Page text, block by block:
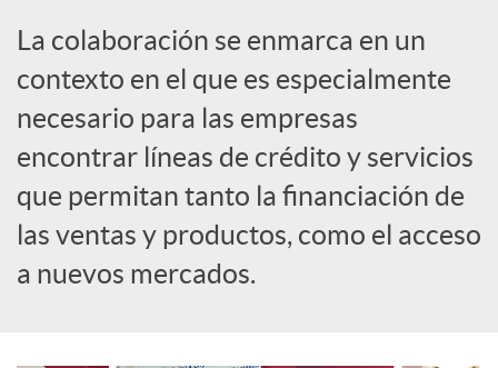
o
c
i
a
La colaboración se enmarca en un
contexto en el que es especialmente
necesario para las empresas
encontrar líneas de crédito y servicios
que permitan tanto la financiación de
las ventas y productos, como el acceso
a nuevos mercados.